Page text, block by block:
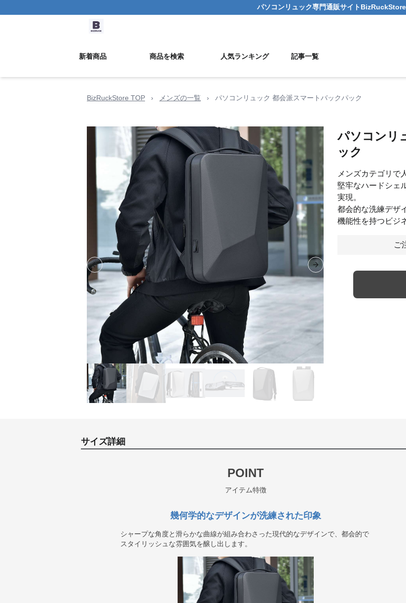
パソコンリュック専門通販サイト BizRuckStore
新着商品 商品を検索 人気ランキング 記事一覧
BizRuckStore TOP › メンズの一覧 › パソコンリュック 都会派スマートバックパック
Previous slide Next slide
パソコンリ
ック
メンズカテゴリで
堅牢なハードシェ
実現。
都会的な洗練デザ
機能性を持つビジ
ご
サイズ詳細
POINT
アイテム特徴
幾何学的なデザインが洗練された印象
シャープな角度と滑らかな曲線が組み合わさった現代的なデザインで、都会的で
スタイリッシュな雰囲気を醸し出します。